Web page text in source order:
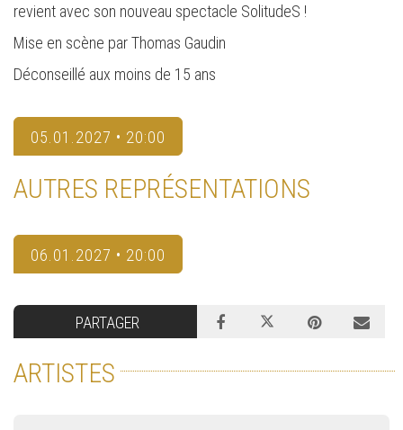
revient avec son nouveau spectacle SolitudeS !
Mise en scène par Thomas Gaudin
Déconseillé aux moins de 15 ans
05.01.2027 • 20:00
AUTRES REPRÉSENTATIONS
06.01.2027 • 20:00
PARTAGER
ARTISTES